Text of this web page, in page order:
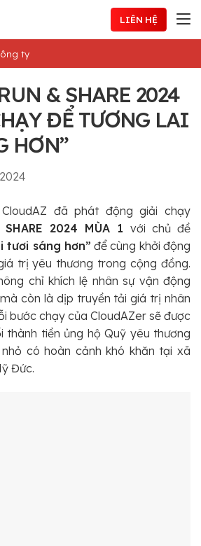
LIÊN HỆ
ty
& SHARE 2024
ĐỂ TƯƠNG LAI
HƠN”
đã phát động giải chạy
SHARE 2024 MÙA 1 với chủ đề
tươi sáng hơn” để cùng khởi động
trị yêu thương trong cộng đồng.
chỉ khích lệ nhân sự vận động
còn là dịp truyền tải giá trị nhân
bước chạy của CloudAZer sẽ được
thành tiền ủng hộ Quỹ yêu thương
có hoàn cảnh khó khăn tại xã
Đức.